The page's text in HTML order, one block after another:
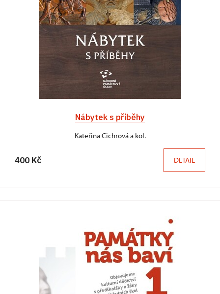
Nábytek s příběhy
Kateřina Cichrová a kol.
400 Kč DETAIL